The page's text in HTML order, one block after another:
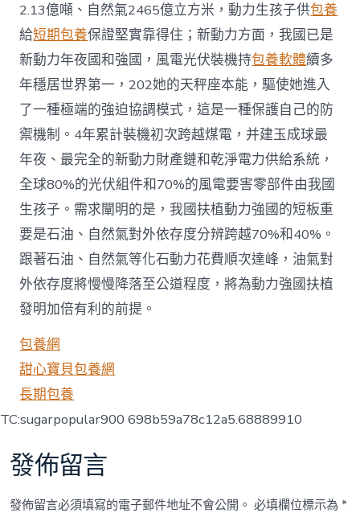
2.13億噸、自然氣2465億立方米，動力生孩子供包養
給短期包養保證堅實靠得住；新動力方面，我國已是
新動力年夜國和強國，風電光伏裝機持包養軟體續多
年穩居世界第一，202她的天秤座本能，驅使她進入
了一種極端的強迫協調模式，這是一種保護自己的防
禦機制。4年累計裝機初次跨越煤電，并建玉成球最
年夜、最完全的新動力財產鏈和乾淨電力供給系統，
全球80%的光伏組件和70%的風電要害零部件由我國
生孩子。需求闡明的是，我國扶植動力強國的短板重
要是石油、自然氣對外依存度分辨跨越70%和40%。
跟著石油、自然氣等化石動力花費順次達峰，油氣對
外依存度將慢慢降落至公道程度，將為動力強國扶植
發明加倍有利的前提。
包養網
甜心寶貝包養網
長期包養
TC:sugarpopular900 698b59a78c12a5.68889910
發佈留言
發佈留言必須填寫的電子郵件地址不會公開。 必填欄位標示為*